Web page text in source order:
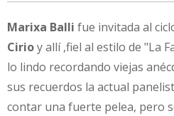
Marixa Balli fue invitada al
Cirioy allí ,fiel al estilo de "La
lo lindo recordando viejas
sus recuerdos la actual
contar una fuerte pelea, pero